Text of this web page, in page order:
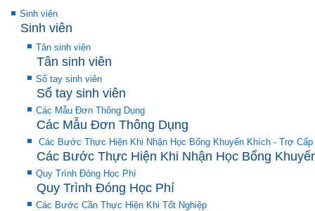
Sinh viên
Sinh viên
Tân sinh viên
Tân sinh viên
Sổ tay sinh viên
Sổ tay sinh viên
Các Mẫu Đơn Thông Dụng
Các Mẫu Đơn Thông Dụng
Các Bước Thực Hiện Khi Nhận Học Bổng Khuyến Khích - Trợ Cấp
Các Bước Thực Hiện Khi Nhận Học Bổng
Quy Trình Đóng Học Phí
Quy Trình Đóng Học Phí
Các Bước Cần Thực Hiện Khi Tốt Nghiệp